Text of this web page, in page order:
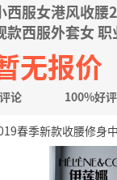
西服女港风收腰
款西服外套女
无报价
论 100%好评
春季新款收腰修身